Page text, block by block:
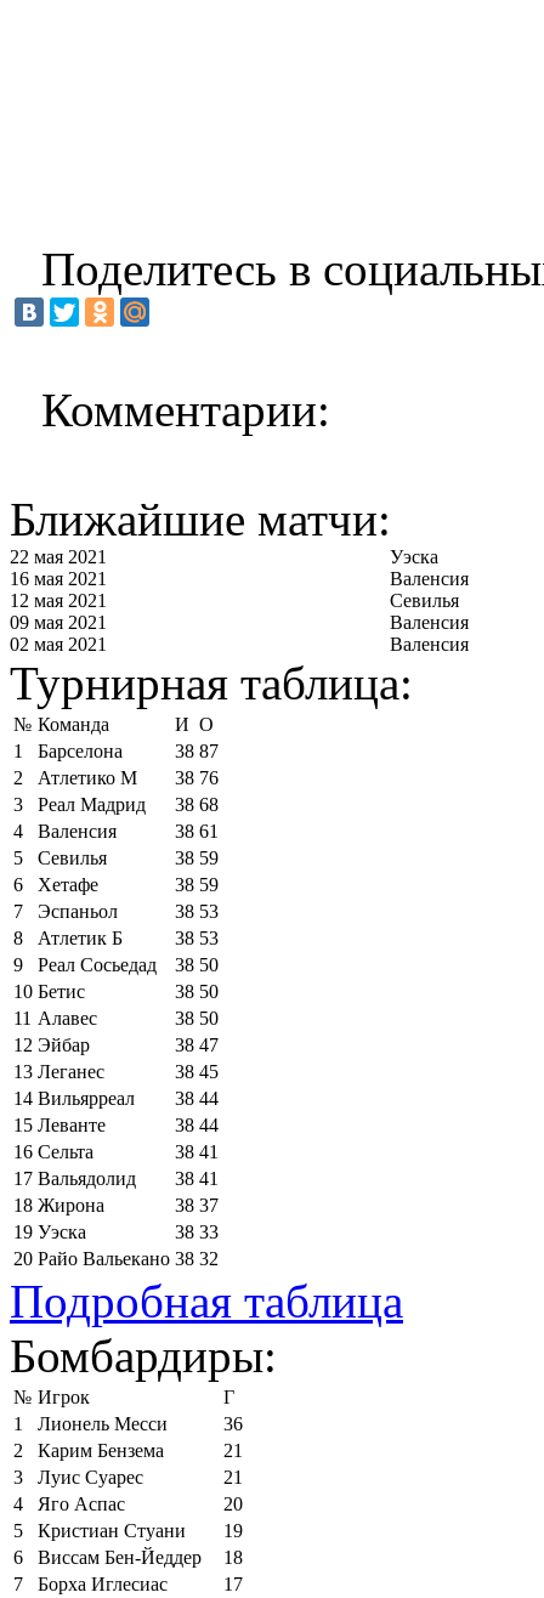
Поделитесь в
Комментарии:
Ближайшие матчи:
22 мая 2021
Уэска
16 мая 2021
Валенсия
12 мая 2021
Севилья
09 мая 2021
Валенсия
02 мая 2021
Валенсия
Турнирная таблица:
№ Команда И О
1
Барселона 38 87
2
Атлетико М 38 76
3
Реал Мадрид 38 68
4
Валенсия 38 61
5
Севилья 38 59
6
Хетафе 38 59
7
Эспаньол 38 53
8
Атлетик Б 38 53
9
Реал Сосьедад 38 50
10 Бетис 38 50
11 Алавес 38 50
12 Эйбар 38 47
13 Леганес 38 45
14 Вильярреал 38 44
15 Леванте 38 44
16 Сельта 38 41
17 Вальядолид 38 41
18 Жирона 38 37
19 Уэска 38 33
20 Райо Вальекано 38 32
Подробная таблица
Бомбардиры:
№ Игрок
Г
1
Лионель Месси
36
2
Карим Бензема
21
3
Луис Суарес
21
4
Яго Аспас
20
5
Кристиан Стуани
19
6
Виссам Бен-Йеддер
18
7
Борха Иглесиас
17